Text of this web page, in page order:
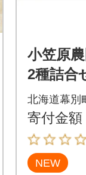
小笠原
2種詰合
g・玉ね
荷先行
0]
北海道幕別
寄付金額
NEW